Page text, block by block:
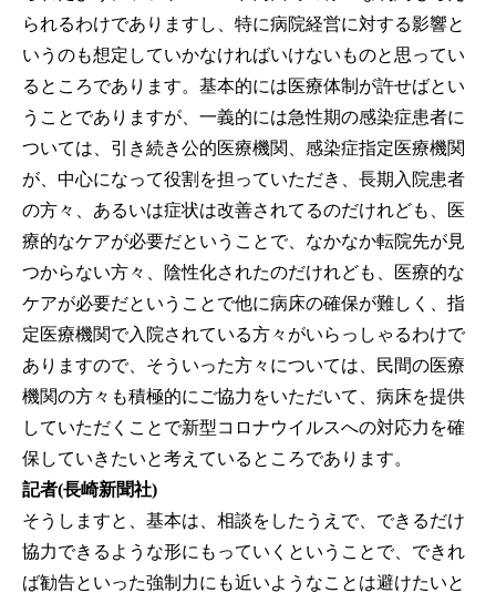
られるわけでありますし、特に病院経営に対する影響と
いうのも想定していかなければいけないものと思ってい
るところであります。基本的には医療体制が許せばとい
うことでありますが、一義的には急性期の感染症患者に
ついては、引き続き公的医療機関、感染症指定医療機関
が、中心になって役割を担っていただき、長期入院患者
の方々、あるいは症状は改善されてるのだけれども、医
療的なケアが必要だということで、なかなか転院先が見
つからない方々、陰性化されたのだけれども、医療的な
ケアが必要だということで他に病床の確保が難しく、指
定医療機関で入院されている方々がいらっしゃるわけで
ありますので、そういった方々については、民間の医療
機関の方々も積極的にご協力をいただいて、病床を提供
していただくことで新型コロナウイルスへの対応力を確
保していきたいと考えているところであります。
記者(長崎新聞社)
そうしますと、基本は、相談をしたうえで、できるだけ
協力できるような形にもっていくということで、できれ
ば勧告といった強制力にも近いようなことは避けたいと